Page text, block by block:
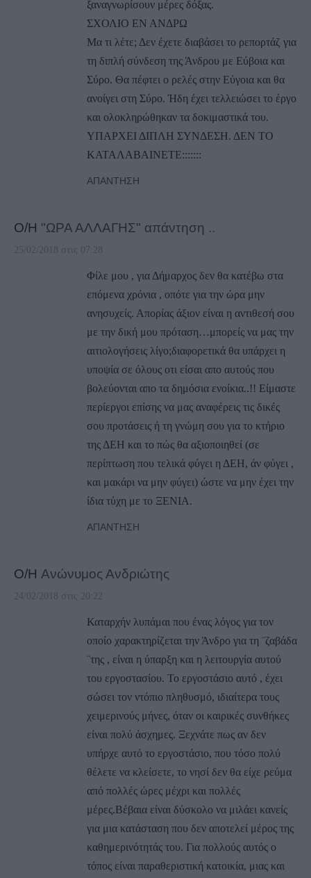
ξαναγνωρίσουν μέρες δόξας.
ΣΧΟΛΙΟ ΕΝ ΑΝΔΡΩ
Μα τι λέτε; Δεν έχετε διαβάσει το ρεπορτάζ για
τη διπλή σύνδεση της Άνδρου με Εύβοια και
Σύρο. Θα πέφτει ο ρελές στην Εύγοια και θα
ανοίγει στη Σύρο. Ήδη έχει τελλειώσει το έργο
και ολοκληρώθηκαν τα δοκιμαστικά του.
ΥΠΑΡΧΕΙ ΔΙΠΛΗ ΣΥΝΔΕΣΗ. ΔΕΝ ΤΟ
ΚΑΤΑΛΑΒΑΙΝΕΤΕ:::::::
ΑΠΆΝΤΗΣΗ
Ο/Η "ΩΡΑ ΑΛΛΑΓΗΣ" απάντηση ..
25/02/2018 στις 07:28
Φίλε μου , για Δήμαρχος δεν θα κατέβω στα
επόμενα χρόνια , οπότε για την ώρα μην
ανησυχείς. Απορίας άξιον είναι η αντιθεσή σου
με την δική μου πρόταση…μπορείς να μας την
αιτιολογήσεις λίγο;διαφορετικά θα υπάρχει η
υποψία σε όλους οτι είσαι απο αυτούς που
βολεύονται απο τα δημόσια ενοίκια..!! Είμαστε
περίεργοι επίσης να μας αναφέρεις τις δικές
σου προτάσεις ή τη γνώμη σου για το κτήριο
της ΔΕΗ και το πώς θα αξιοποιηθεί (σε
περίπτωση που τελικά φύγει η ΔΕΗ, άν φύγει ,
και μακάρι να μην φύγει) ώστε να μην έχει την
ίδια τύχη με το ΞΕΝΙΑ.
ΑΠΆΝΤΗΣΗ
Ο/Η Ανώνυμος Ανδριώτης
24/02/2018 στις 20:22
Καταρχήν λυπάμαι που ένας λόγος για τον
οποίο χαρακτηρίζεται την Άνδρο για τη ¨ζαβάδα
¨της , είναι η ύπαρξη και η λειτουργία αυτού
του εργοστασίου. Το εργοστάσιο αυτό , έχει
σώσει τον ντόπιο πληθυσμό, ιδιαίτερα τους
χειμερινούς μήνες, όταν οι καιρικές συνθήκες
είναι πολύ άσχημες. Ξεχνάτε πως αν δεν
υπήρχε αυτό το εργοστάσιο, που τόσο πολύ
θέλετε να κλείσετε, το νησί δεν θα είχε ρεύμα
από πολλές ώρες μέχρι και πολλές
μέρες.Βέβαια είναι δύσκολο να μιλάει κανείς
για μια κατάσταση που δεν αποτελεί μέρος της
καθημερινότητάς του. Για πολλούς αυτός ο
τόπος είναι παραθεριστική κατοικία, μιας και